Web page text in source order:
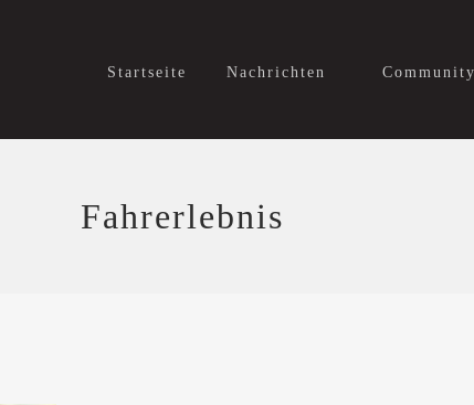
Startseite Nachrichten Community
Fahrerlebnis